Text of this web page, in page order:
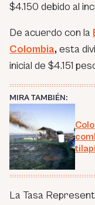
$4.150 debido al
De acuerdo con la
Colombia, esta
inicial de $4.151
MIRA TAMBIÉN:
La Tasa